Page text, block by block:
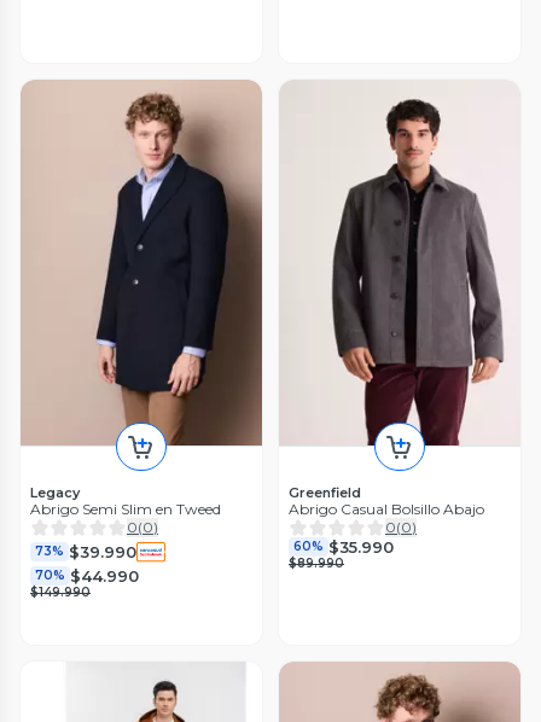
Legacy
Abrigo Semi Slim en Tweed
0(0)
73% $39.990
70% $44.990
$149.990
Greenfield
Abrigo Casual Bolsillo Abajo
0(0)
60% $35.990
$89.990